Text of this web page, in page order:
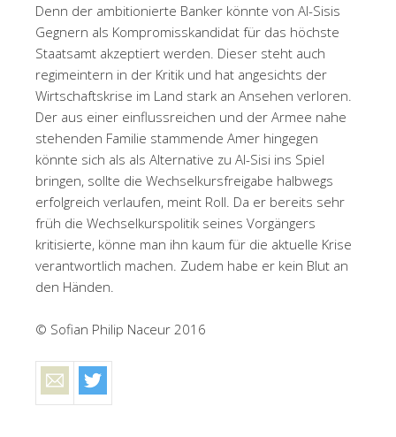
Denn der ambitionierte Banker könnte von Al-Sisis
Gegnern als Kompromisskandidat für das höchste
Staatsamt akzeptiert werden. Dieser steht auch
regimeintern in der Kritik und hat angesichts der
Wirtschaftskrise im Land stark an Ansehen verloren.
Der aus einer einflussreichen und der Armee nahe
stehenden Familie stammende Amer hingegen
könnte sich als als Alternative zu Al-Sisi ins Spiel
bringen, sollte die Wechselkursfreigabe halbwegs
erfolgreich verlaufen, meint Roll. Da er bereits sehr
früh die Wechselkurspolitik seines Vorgängers
kritisierte, könne man ihn kaum für die aktuelle Krise
verantwortlich machen. Zudem habe er kein Blut an
den Händen.
© Sofian Philip Naceur 2016